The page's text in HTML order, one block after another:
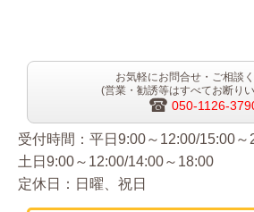
お気軽にお問合せ・ご相談
(営業・勧誘等はすべてお断り
050-1126-
受付時間：平日9:00～12:00/15:00～
土日9:00～12:00/14:00～18:00
定休日：日曜、祝日